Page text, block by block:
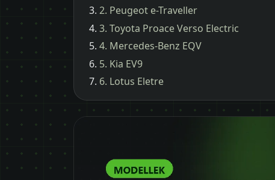
2. Peugeot e-Traveller
3. Toyota Proace Verso Electric
4. Mercedes-Benz EQV
5. Kia EV9
6. Lotus Eletre